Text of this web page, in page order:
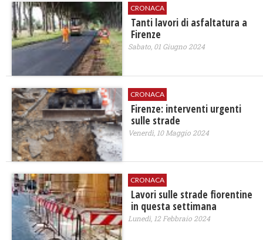
CRONACA
Tanti lavori di asfaltatura a
Firenze
Sabato, 01 Giugno 2024
CRONACA
Firenze: interventi urgenti
sulle strade
Venerdì, 10 Maggio 2024
CRONACA
Lavori sulle strade fiorentine
in questa settimana
Lunedì, 12 Febbraio 2024